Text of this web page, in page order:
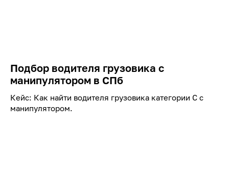
Подбор водителя грузовика с
манипулятором в СПб
Кейс: Как найти водителя грузовика категории C с
манипулятором.